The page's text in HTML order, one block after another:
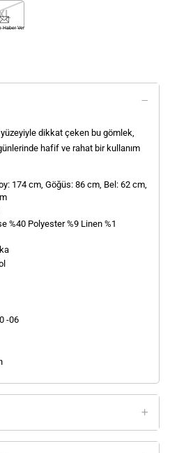
Haber Ver
dikkat çeken bu gömlek,
hafif ve rahat bir kullanım
174 cm, Göğüs: 86 cm, Bel: 62 cm,
%40 Polyester %9 Linen %1
-06